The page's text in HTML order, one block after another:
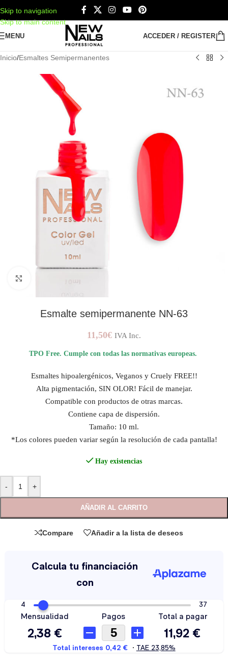
Skip to navigation
Skip to main content
MENU ACCEDER / REGISTER
Inicio/Esmaltes Semipermanentes
Esmalte semipermanente NN-63
11,50€ IVA Inc.
TPO Free. Cumple con todas las normativas europeas.
Esmaltes hipoalergénicos, Veganos y Cruely FREE!!
Alta pigmentación, SIN OLOR! Fácil de manejar.
Compatible con productos de otras marcas.
Contiene capa de dispersión.
Tamaño: 10 ml.
*Los colores pueden variar según la resolución de cada pantalla!
Hay existencias
- +
AÑADIR AL CARRITO
Compare Añadir a la lista de deseos